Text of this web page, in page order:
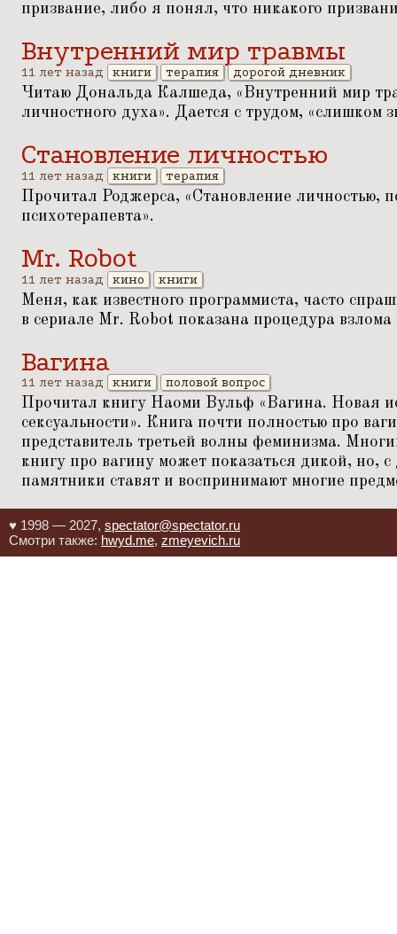
призвание, либо я понял, что никакого
Внутренний мир травмы
11 лет назад книги терапия дорогой дневник
Читаю Дональда Калшеда, «Внутренний мир
личностного духа». Дается с трудом, «слишком
Становление личностью
11 лет назад книги терапия
Прочитал Роджерса, «Становление личностью,
психотерапевта».
Mr. Robot
11 лет назад кино книги
Меня, как известного программиста, часто
в сериале Mr. Robot показана процедура
Вагина
11 лет назад книги половой вопрос
Прочитал книгу Наоми Вульф «Вагина. Новая
сексуальности». Книга почти полностью про
представитель третьей волны феминизма.
книгу про вагину может показаться дикой, но,
памятники ставят и воспринимают многие
♥ 1998 — 2027, spectator@spectator.ru
Смотри также: hwyd.me, zmeyevich.ru